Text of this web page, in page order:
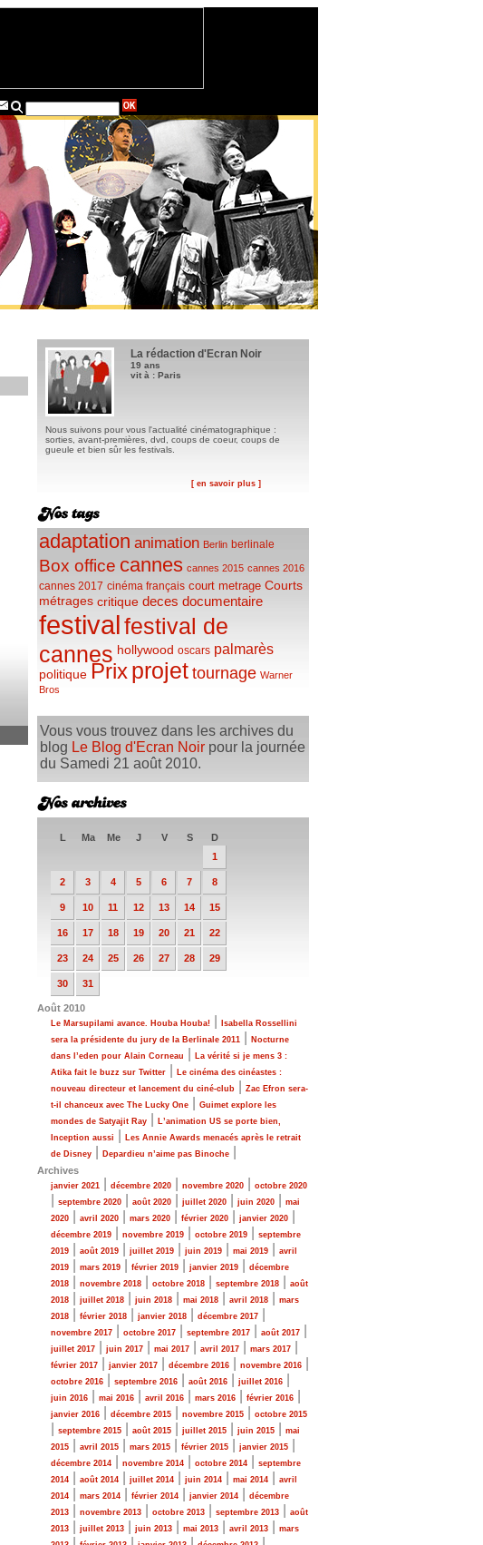
La rédaction d'Ecran Noir
19 ans
vit à : Paris
Nous suivons pour vous l'actualité cinématographique :
sorties, avant-premières, dvd, coups de coeur, coups de
gueule et bien sûr les festivals.
[ en savoir plus ]
adaptation animation Berlin berlinale
Box office cannes cannes 2015 cannes 2016
cannes 2017 cinéma français court metrage Courts
métrages critique deces documentaire
festivalfestival de
cannes hollywood oscars palmarès
politique Prixprojet tournage Warner
Bros
Vous vous trouvez dans les archives du
blog Le Blog d'Ecran Noir pour la journée
du Samedi 21 août 2010.
L Ma Me J V S
D
1
2 3 4 5 6 7 8
9 10 11 12 13 14 15
16 17 18 19 20 21 22
23 24 25 26 27 28 29
30 31
Août 2010
Le Marsupilami avance. Houba Houba!
Isabella Rossellini
sera la présidente du jury de la Berlinale 2011
Nocturne
dans l’eden pour Alain Corneau
La vérité si je mens 3 :
Atika fait le buzz sur Twitter
Le cinéma des cinéastes :
nouveau directeur et lancement du ciné-club
Zac Efron sera-
t-il chanceux avec The Lucky One
Guimet explore les
mondes de Satyajit Ray
L’animation US se porte bien,
Inception aussi
Les Annie Awards menacés après le retrait
de Disney
Depardieu n’aime pas Binoche
Archives
janvier 2021 décembre 2020 novembre 2020 octobre 2020
septembre 2020 août 2020 juillet 2020 juin 2020
mai
2020
avril 2020 mars 2020 février 2020 janvier 2020
décembre 2019 novembre 2019 octobre 2019
septembre
2019
août 2019 juillet 2019 juin 2019 mai 2019
avril
2019
mars 2019 février 2019 janvier 2019
décembre
2018
novembre 2018 octobre 2018 septembre 2018
août
2018
juillet 2018 juin 2018 mai 2018 avril 2018
mars
2018
février 2018 janvier 2018 décembre 2017
novembre 2017 octobre 2017 septembre 2017 août 2017
juillet 2017 juin 2017 mai 2017 avril 2017 mars 2017
février 2017 janvier 2017 décembre 2016 novembre 2016
octobre 2016 septembre 2016 août 2016 juillet 2016
juin 2016 mai 2016 avril 2016 mars 2016 février 2016
janvier 2016 décembre 2015 novembre 2015 octobre 2015
septembre 2015 août 2015 juillet 2015 juin 2015
mai
2015
avril 2015 mars 2015 février 2015 janvier 2015
décembre 2014 novembre 2014 octobre 2014
septembre
2014
août 2014 juillet 2014 juin 2014 mai 2014
avril
2014
mars 2014 février 2014 janvier 2014
décembre
2013
novembre 2013 octobre 2013 septembre 2013
août
2013
juillet 2013 juin 2013 mai 2013 avril 2013
mars